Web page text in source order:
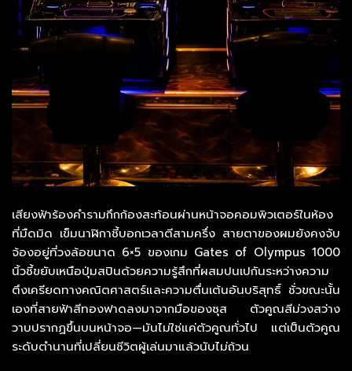
เสียงฟ้าร้องคำรามกึกก้องสะท้อนผ่านหน้าจอคอมพิวเตอร์ในห้อง
ที่มืดมิด เข็มนาฬิกาชี้บอกเวลาตีสามครึ่ง สายตาของผมยังคงจับ
จ้องอยู่ที่วงล้อขนาด 6×5 ของเกม Gates of Olympus 1000
นิ้วชี้ขยับเหนือปุ่มสปินด้วยความรู้สึกที่ผสมปนเปกันระหว่างความ
ตึงเครียดทางคณิตศาสตร์และความตื่นเต้นอันบริสุทธิ์ ชั่วขณะนั้น
เองที่สายฟ้าสีทองฟาดลงมาจากมือของซุส ตัวคูณสีม่วงสว่าง
วาบปรากฏขึ้นบนหน้าจอ—มันไม่ใช่แค่ตัวคูณทั่วไป แต่เป็นตัวคูณ
ระดับตำนานที่เปลี่ยนชีวิตผู้เล่นมาแล้วนับไม่ถ้วน